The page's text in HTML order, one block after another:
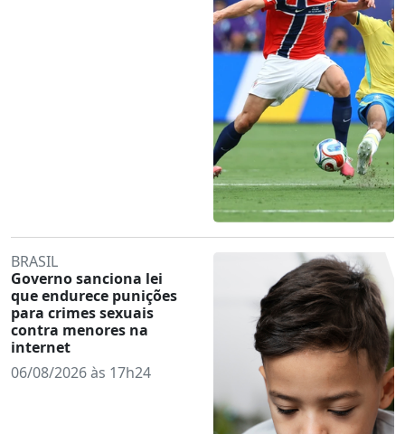
BRASIL
Governo sanciona lei
que endurece punições
para crimes sexuais
contra menores na
internet
06/08/2026 às 17h24